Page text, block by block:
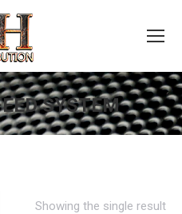
SYSTEM
You are here:
Showing the single result